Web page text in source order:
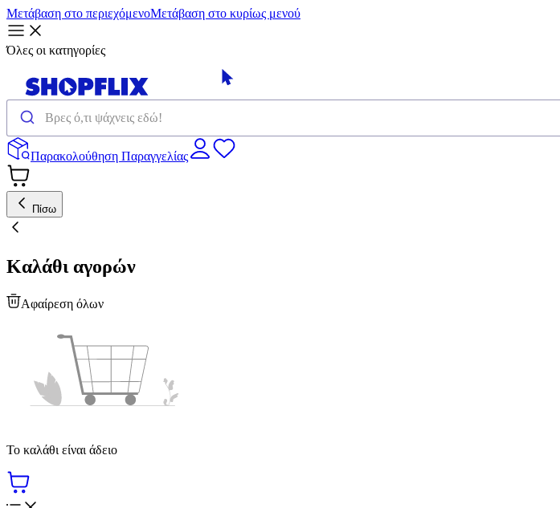
Μετάβαση στο περιεχόμενοΜετάβαση στο κυρίως μενού
Όλες οι κατηγορίες
Παρακολούθηση Παραγγελίας
Πίσω
Καλάθι αγορών
Αφαίρεση όλων
Το καλάθι είναι άδειο